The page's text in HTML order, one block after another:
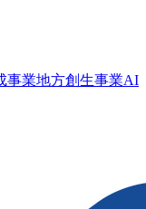
事業地方創生事業AI